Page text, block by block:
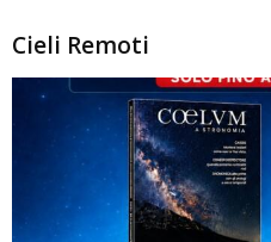
Cieli Remoti